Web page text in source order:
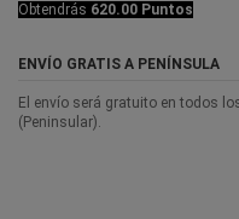
Obtendrás 620.00 Puntos
ENVÍO GRATIS A PENÍNSULA
El envío será gratuito en todos
(Peninsular).